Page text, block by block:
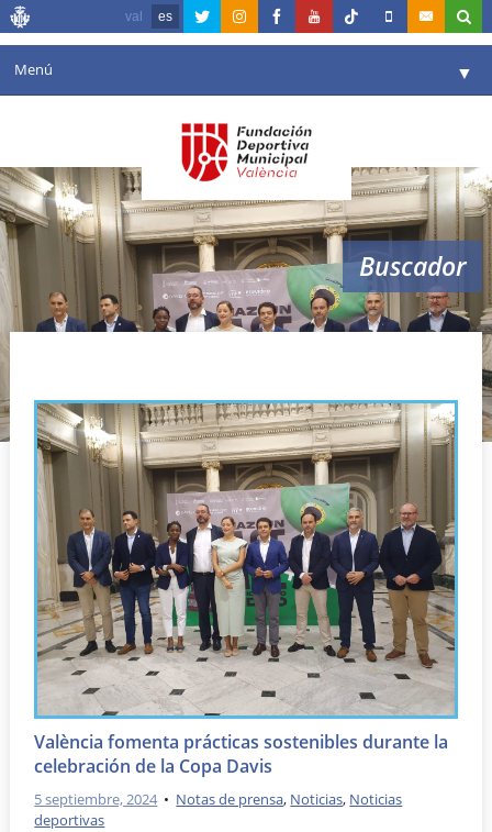
val es
Menú ▼
Agenda
Instalaciones ▼
Comunicación ▼
Valencia en deporte ▼
Reservas
Buscador
Copa Davis
València fomenta prácticas sostenibles durante la
celebración de la Copa Davis
5 septiembre, 2024 • Notas de prensa, Noticias, Noticias
deportivas